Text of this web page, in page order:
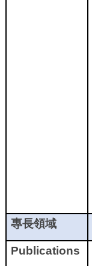
專長領域
Publications